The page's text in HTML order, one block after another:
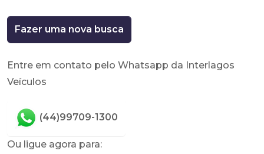
Fazer uma nova busca
Entre em contato pelo Whatsapp da Interlagos
Veículos
(44)99709-1300
Ou ligue agora para: